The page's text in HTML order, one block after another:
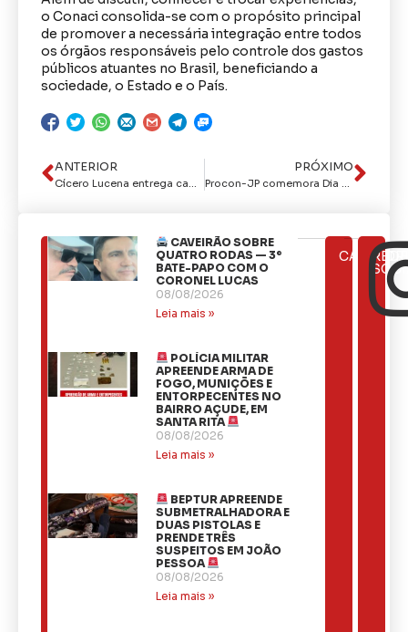
o Conaci consolida-se com o propósito principal
de promover a necessária integração entre todos
os órgãos responsáveis pelo controle dos gastos
públicos atuantes no Brasil, beneficiando a
sociedade, o Estado e o País.
ANTERIOR PRÓXIMO
ÚLTIMAS
NOTÍCIAS
CAVEIRÃO SOBRE
QUATRO RODAS — 3º
BATE-PAPO COM O
CORONEL LUCAS
08/08/2026
Leia mais »
POLÍCIA MILITAR
APREENDE ARMA DE
FOGO, MUNIÇÕES E
ENTORPECENTES NO
BAIRRO AÇUDE, EM
SANTA RITA
08/08/2026
Leia mais »
BEPTUR APREENDE
SUBMETRALHADORA E
DUAS PISTOLAS E
PRENDE TRÊS
SUSPEITOS EM JOÃO
PESSOA
08/08/2026
Leia mais »